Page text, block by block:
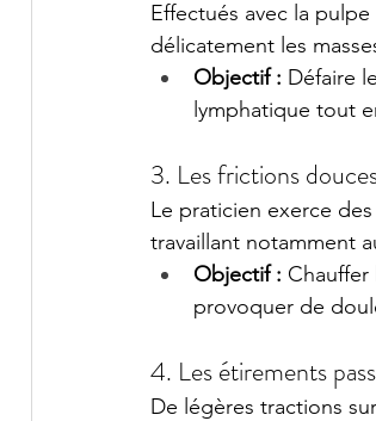
Effectués avec la
délicatement les
Objectif : Défaire
lymphatique tout
3. Les frictions
Le praticien exerce
travaillant notamment
Objectif :
provoquer de
4. Les étirements
De légères tractions